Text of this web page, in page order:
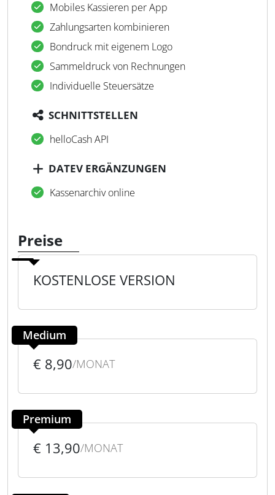
Mobiles Kassieren per App
Zahlungsarten kombinieren
Bondruck mit eigenem Logo
Sammeldruck von Rechnungen
Individuelle Steuersätze
SCHNITTSTELLEN
helloCash API
DATEV ERGÄNZUNGEN
Kassenarchiv online
Preise
KOSTENLOSE VERSION
Medium
€ 8,90/MONAT
Premium
€ 13,90/MONAT